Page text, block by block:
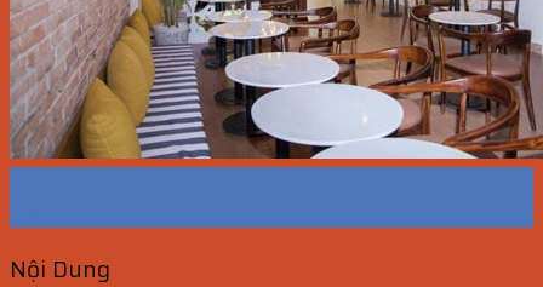
Nội Dung